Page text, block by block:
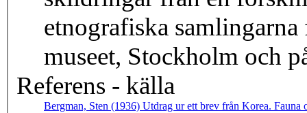
etnografiska
museet, Stockholm och
Referens - källa
Bergman, Sten (1936) Utdrag ur ett brev från Korea. Fauna